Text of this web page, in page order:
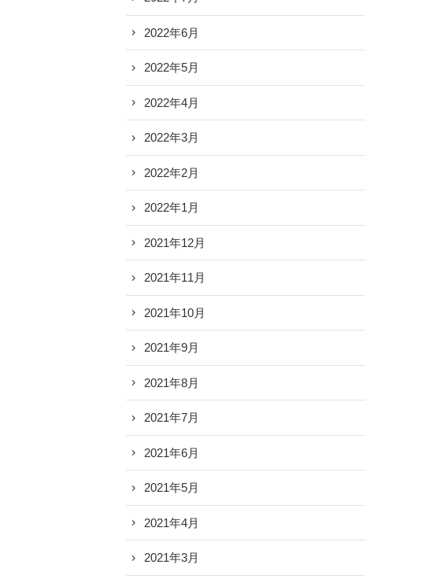
2022年6月
2022年5月
2022年4月
2022年3月
2022年2月
2022年1月
2021年12月
2021年11月
2021年10月
2021年9月
2021年8月
2021年7月
2021年6月
2021年5月
2021年4月
2021年3月